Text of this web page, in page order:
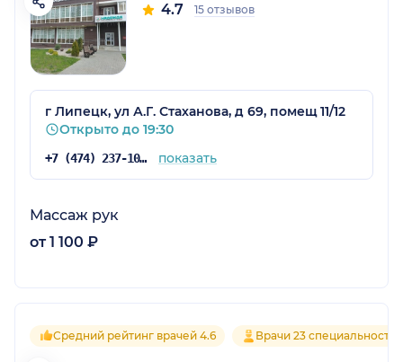
4.7 15 отзывов
г Липецк, ул А.Г. Стаханова, д 69, помещ 11/12
Открыто до 19:30
+7 (474) 237-10-04 показать
Массаж рук
от 1 100 ₽
Средний рейтинг врачей 4.6 Врачи 23 специальностей